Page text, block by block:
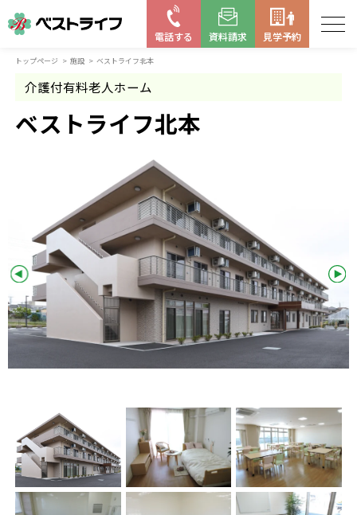
電話する 資料請求 見学予約
トップページ 施設 ベストライフ北本
介護付有料老人ホーム
ベストライフ北本